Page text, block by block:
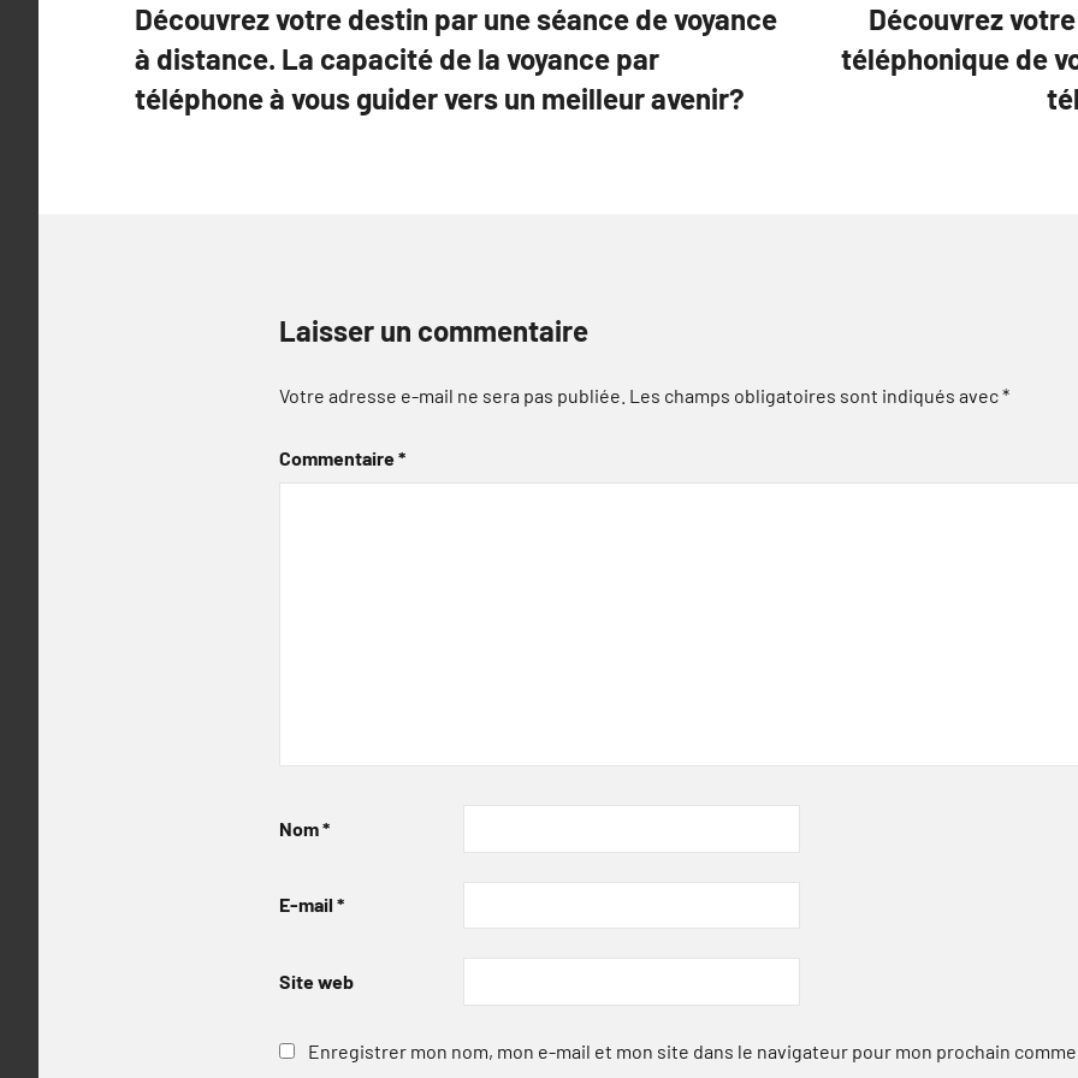
de
l’article
Découvrez votre destin par une séance de voyance
à distance. La capacité de la voyance par
téléphone à vous guider vers un meilleur avenir?
Découvrez
téléphonique de
Laisser un commentaire
Votre adresse e-mail ne sera pas publiée. Les champs obligatoires sont indiqués avec*
Commentaire*
Nom*
E-mail *
Site web
Enregistrer mon nom, mon e-mail et mon site dans le navigateur pour mon prochain